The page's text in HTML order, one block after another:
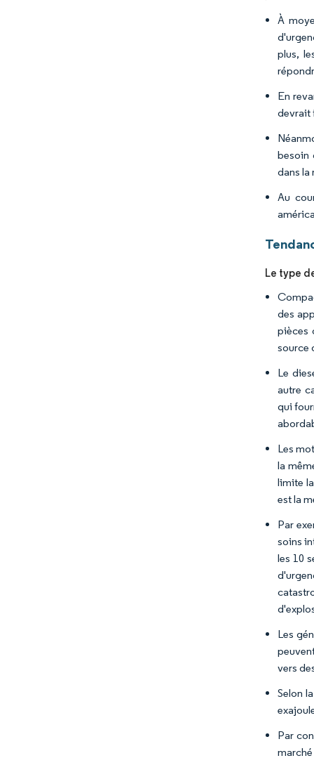
À
plus,
En
devrait
besoin
dans la
Au
Le type
des
pièces
source
Le
autre
qui
Les
la
limite
est la
Par
soins
les 10
Les
vers
Selon
Par